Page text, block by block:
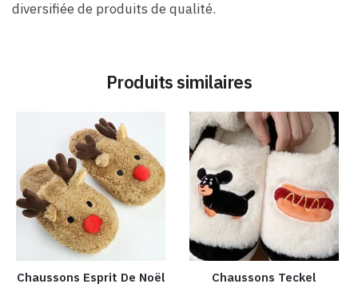
diversifiée de produits de qualité.
Produits similaires
Chaussons Esprit De Noël
Chaussons Teckel